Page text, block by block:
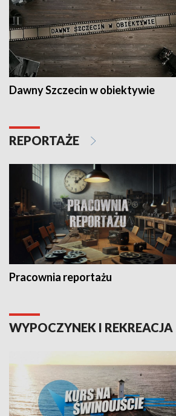
Dawny Szczecin w obiektywie
REPORTAŻE
Pracownia reportażu
WYPOCZYNEK I REKREACJA